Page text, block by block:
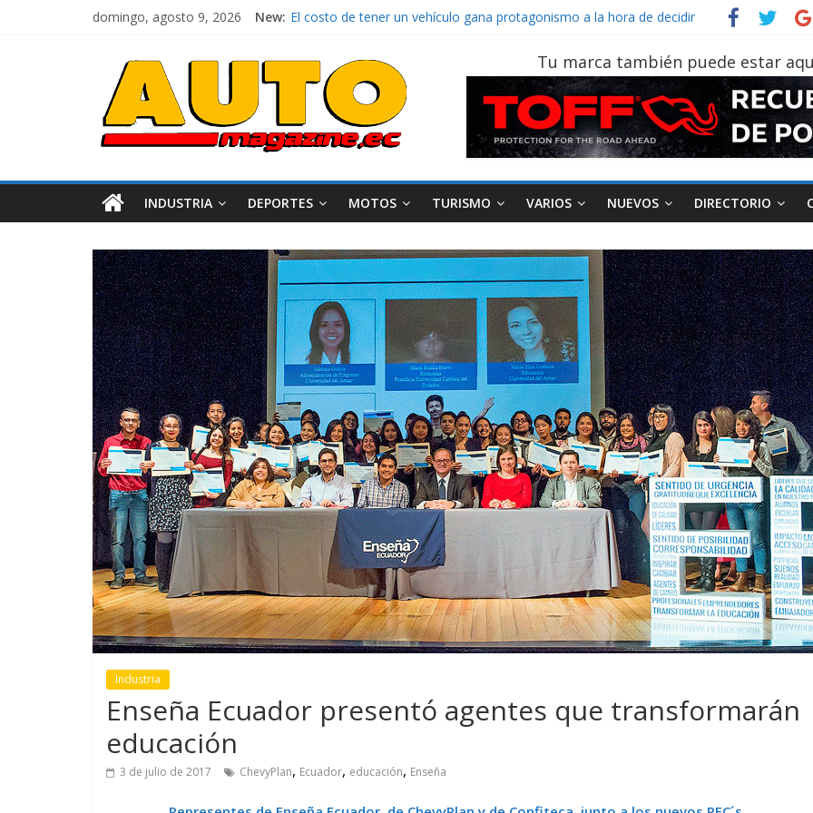
domingo, agosto 9, 2026 New: El costo de tener un vehículo gana protagonismo a la hora de decidir
¿Qué puede pasar con tu vehículo si permanece varios días sin usar?
La Vuelta al Ecuador 2026, edición 47ª, recorre 7 provincias en 8 días
La FEDAK recibe 12 Sinotruk Bolden para cubrir las rutas de La Vuelta
Tu marca también puede estar
INDUSTRIA DEPORTES MOTOS TURISMO VARIOS NUEVOS DIRECTORIO
Industria
Enseña Ecuador presentó agentes que transformarán
educación
3 de julio de 2017 ChevyPlan, Ecuador, educación, Enseña
Movilidad Varios
GM reafirma su
compromiso con movilidad
más segura y conectada
Movilidad Turismo Varios
¿Qué puede pasar con tu
vehículo si permanece
varios días sin usar?
AEADE Industria Motociclismo
Movilidad
Campaña busca cambiar
destino de los
en la región